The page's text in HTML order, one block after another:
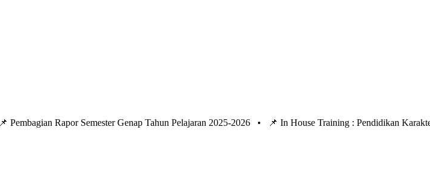
📌 Pembagian Rapor Semester Genap Tahun Pelajaran 2025-2026 •
📌 In House Training : Pendidikan